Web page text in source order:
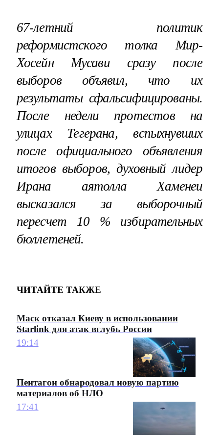
67-летний политик
реформистского толка Мир-
Хосейн Мусави сразу после
выборов объявил, что их
результаты сфальсифицированы.
После недели протестов на
улицах Тегерана, вспыхнувших
после официального объявления
итогов выборов, духовный лидер
Ирана аятолла Хаменеи
высказался за выборочный
пересчет 10 % избирательных
бюллетеней.
ЧИТАЙТЕ ТАКЖЕ
Маск отказал Киеву в использовании
Starlink для атак вглубь России
19:14
Пентагон обнародовал новую партию
материалов об НЛО
17:41